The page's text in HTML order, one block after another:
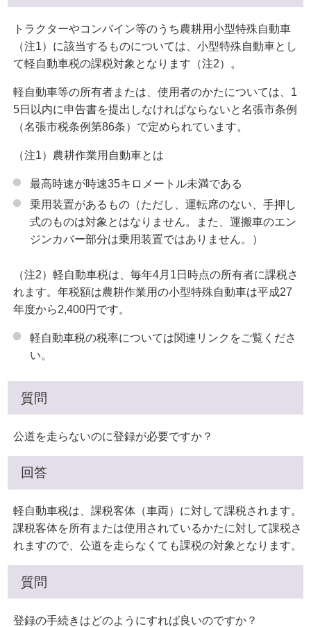
トラクターやコンバイン等のうち農耕用小型特殊自動車
（注1）に該当するものについては、小型特殊自動車とし
て軽自動車税の課税対象となります（注2）。
軽自動車等の所有者または、使用者のかたについては、1
5日以内に申告書を提出しなければならないと名張市条例
（名張市税条例第86条）で定められています。
（注1）農耕作業用自動車とは
最高時速が時速35キロメートル未満である
乗用装置があるもの（ただし、運転席のない、手押し
式のものは対象とはなりません。また、運搬車のエン
ジンカバー部分は乗用装置ではありません。）
（注2）軽自動車税は、毎年4月1日時点の所有者に課税さ
れます。年税額は農耕作業用の小型特殊自動車は平成27
年度から2,400円です。
軽自動車税の税率については関連リンクをご覧くださ
い。
質問
公道を走らないのに登録が必要ですか？
回答
軽自動車税は、課税客体（車両）に対して課税されます。
課税客体を所有または使用されているかたに対して課税さ
れますので、公道を走らなくても課税の対象となります。
質問
登録の手続きはどのようにすれば良いのですか？